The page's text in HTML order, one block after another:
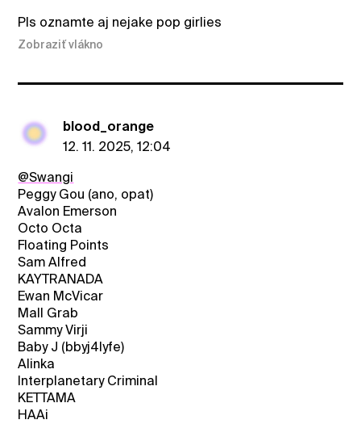
Pls oznamte aj nejake pop girlies
Zobraziť vlákno
blood_orange
12. 11. 2025, 12:04
@Swangi
Peggy Gou (ano, opat)
Avalon Emerson
Octo Octa
Floating Points
Sam Alfred
KAYTRANADA
Ewan McVicar
Mall Grab
Sammy Virji
Baby J (bbyj4lyfe)
Alinka
Interplanetary Criminal
KETTAMA
HAAi